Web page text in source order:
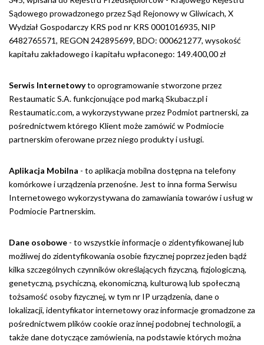
Sądowego prowadzonego przez Sąd Rejonowy w Gliwicach, X
Wydział Gospodarczy KRS pod nr KRS 0001016935, NIP
6482765571, REGON 242895699, BDO: 000621277, wysokość
kapitału zakładowego i kapitału wpłaconego: 149.400,00 zł
Serwis Internetowyto oprogramowanie stworzone przez
Restaumatic S.A. funkcjonujące pod marką Skubacz.pl i
Restaumatic.com, a wykorzystywane przez Podmiot partnerski, za
pośrednictwem którego Klient może zamówić w Podmiocie
partnerskim oferowane przez niego produkty i usługi.
Aplikacja Mobilna - to aplikacja mobilna dostępna na telefony
komórkowe i urządzenia przenośne. Jest to inna forma Serwisu
Internetowego wykorzystywana do zamawiania towarów i usług w
Podmiocie Partnerskim.
Dane osobowe - to wszystkie informacje o zidentyfikowanej lub
możliwej do zidentyfikowania osobie fizycznej poprzez jeden bądź
kilka szczególnych czynników określających fizyczną, fizjologiczną,
genetyczną, psychiczną, ekonomiczną, kulturową lub społeczną
tożsamość osoby fizycznej, w tym nr IP urządzenia, dane o
lokalizacji, identyfikator internetowy oraz informacje gromadzone za
pośrednictwem plików cookie oraz innej podobnej technologii, a
także dane dotyczące zamówienia, na podstawie których można